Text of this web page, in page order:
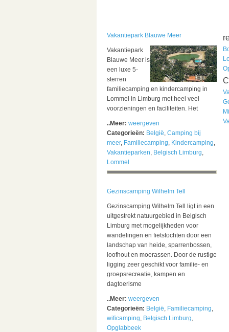
Vakantiepark Blauwe Meer
Vakantiepark
Blauwe Meer is
een luxe 5-
sterren
familiecamping en kindercamping in
Lommel in Limburg met heel veel
voorzieningen en faciliteiten. Het
..Meer: weergeven
Categorieën: België, Camping bij
meer, Familiecamping, Kindercamping,
Vakantieparken, Belgisch Limburg,
Lommel
Gezinscamping Wilhelm Tell
Gezinscamping Wilhelm Tell ligt in een
uitgestrekt natuurgebied in Belgisch
Limburg met mogelijkheden voor
wandelingen en fietstochten door een
landschap van heide, sparrenbossen,
loofhout en moerassen. Door de rustige
ligging zeer geschikt voor familie- en
groepsrecreatie, kampen en
dagtoerisme
..Meer: weergeven
Categorieën: België, Familiecamping,
wificamping, Belgisch Limburg,
Opglabbeek